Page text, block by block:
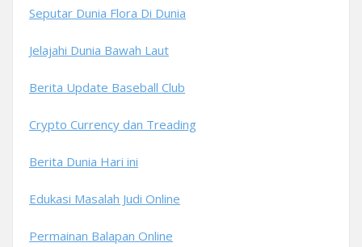
Seputar Dunia Flora Di Dunia
Jelajahi Dunia Bawah Laut
Berita Update Baseball Club
Crypto Currency dan Treading
Berita Dunia Hari ini
Edukasi Masalah Judi Online
Permainan Balapan Online